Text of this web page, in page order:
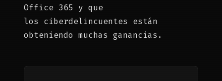
Office 365 y que
los ciberdelincuentes están
obteniendo muchas ganancias.